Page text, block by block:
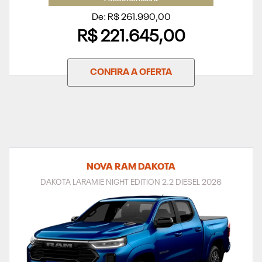
De: R$ 261.990,00
R$ 221.645,00
CONFIRA A OFERTA
NOVA RAM DAKOTA
DAKOTA LARAMIE NIGHT EDITION 2.2 DIESEL 2026